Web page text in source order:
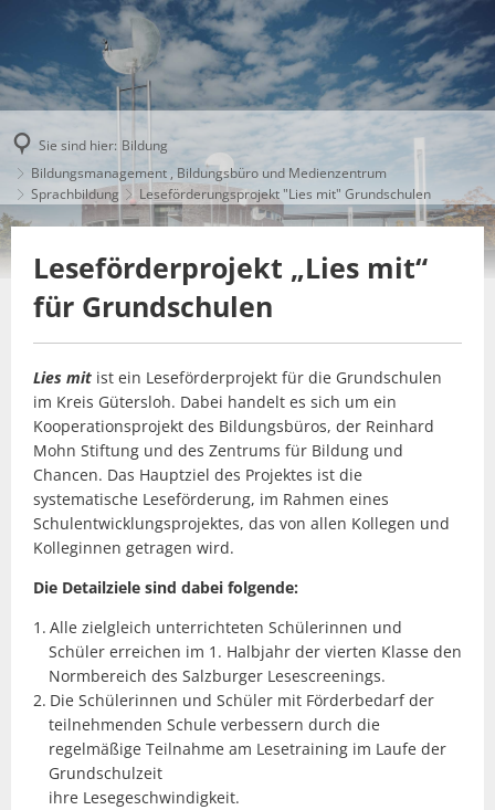
Sie sind hier: Bildung
Bildungsmanagement , Bildungsbüro und Medienzentrum
Sprachbildung
Leseförderungsprojekt "Lies mit" Grundschulen
Leseförderprojekt „Lies mit“
für Grundschulen
Lies mit ist ein Leseförderprojekt für die Grundschulen
im Kreis Gütersloh. Dabei handelt es sich um ein
Kooperationsprojekt des Bildungsbüros, der Reinhard
Mohn Stiftung und des Zentrums für Bildung und
Chancen. Das Hauptziel des Projektes ist die
systematische Leseförderung, im Rahmen eines
Schulentwicklungsprojektes, das von allen Kollegen und
Kolleginnen getragen wird.
Die Detailziele sind dabei folgende:
Alle zielgleich unterrichteten Schülerinnen und
Schüler erreichen im 1. Halbjahr der vierten Klasse den
Normbereich des Salzburger Lesescreenings.
Die Schülerinnen und Schüler mit Förderbedarf der
teilnehmenden Schule verbessern durch die
regelmäßige Teilnahme am Lesetraining im Laufe der
Grundschulzeit
ihre Lesegeschwindigkeit.